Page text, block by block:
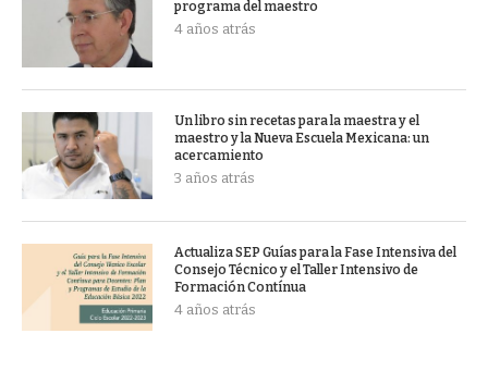
programa del maestro
4 años atrás
Un libro sin recetas para la maestra y el
maestro y la Nueva Escuela Mexicana: un
acercamiento
3 años atrás
Actualiza SEP Guías para la Fase Intensiva del
Consejo Técnico y el Taller Intensivo de
Formación Contínua
4 años atrás